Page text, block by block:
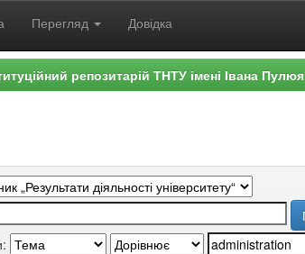
Перегляд Довідка
репозитарій ТНТУ імені Івана Пулюя